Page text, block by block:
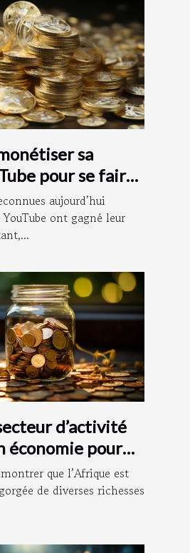
sa
pour se faire
aujourd’hui
ont gagné leur
d’activité
économie pour
?
que l’Afrique est
de diverses richesses